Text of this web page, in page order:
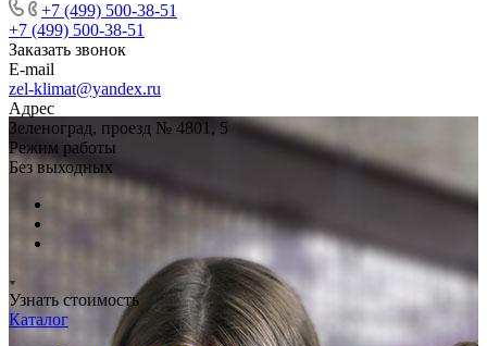
+7 (499) 500-38-51
+7 (499) 500-38-51
Заказать звонок
E-mail
zel-klimat@yandex.ru
Адрес
Зеленоград, проезд № 4801, 5
Режим работы
Без выходных
Узнать стоимость
Каталог